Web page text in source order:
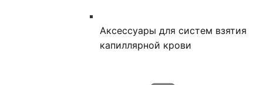
Аксессуары для систем взятия
капиллярной крови